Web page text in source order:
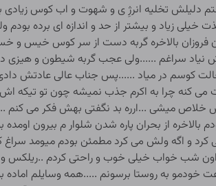
تخلیه انرژِ ی و شهوت و اب کوس زیادی
خیلی زیاد و بیشتر از حد و اندازه ای برده
فروزان بالاخره گربه دست از سر کوس خیس و
سراغم ......ولی عجب گربه شیطون و هیزی
کوسم در میاد ......پس جناب عالی عادتش دادی
کنه چرا به اکرم جذب نمیشه چون تو تیکه
خلاص میشی ...ارره بد نگفتی بهش فکر می کنم ..
بالاخره از بحران پاره شدن شلوار م بیرون
کرد و اگه ولش می کرد مطمئن بودم میومد
شب خواب خیلی خوب و راحتی کردم ..ریلکس
برگه حکم رفتنمو به روستا بگیرم ..فرصت داشتم تا ۲۴ ساعت خودمو به